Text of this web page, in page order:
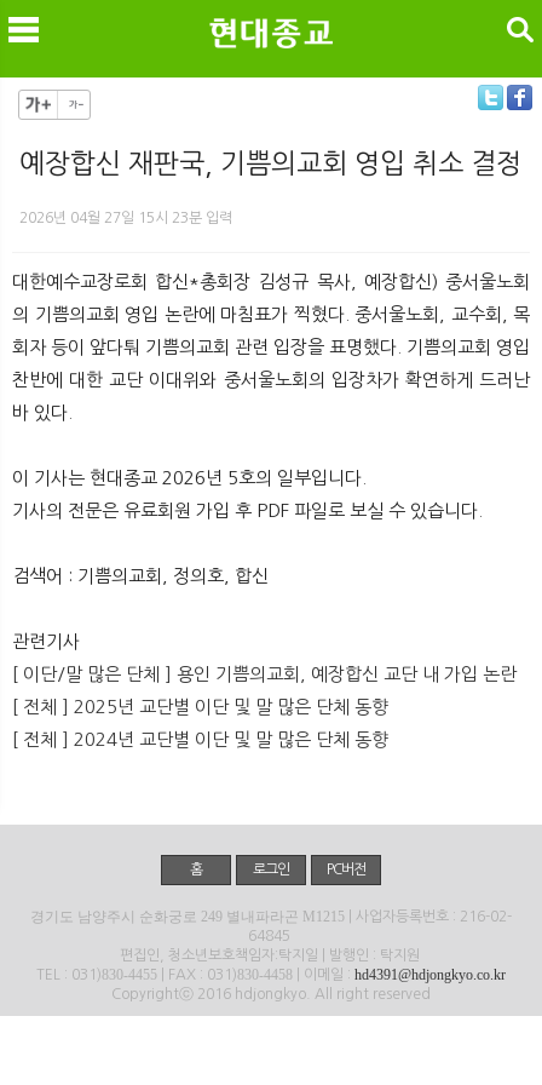
검색
예장합신 재판국, 기쁨의교회 영입 취소 결정
2026년 04월 27일 15시 23분 입력
대한예수교장로회 합신*총회장 김성규 목사, 예장합신) 중서울노회
의 기쁨의교회 영입 논란에 마침표가 찍혔다. 중서울노회, 교수회, 목
회자 등이 앞다퉈 기쁨의교회 관련 입장을 표명했다. 기쁨의교회 영입
찬반에 대한 교단 이대위와 중서울노회의 입장차가 확연하게 드러난
바 있다.
이 기사는 현대종교 2026년 5호의 일부입니다.
기사의 전문은 유료회원 가입 후 PDF 파일로 보실 수 있습니다.
검색어 : 기쁨의교회, 정의호, 합신
관련기사
[ 이단/말 많은 단체 ] 용인 기쁨의교회, 예장합신 교단 내 가입 논란
[ 전체 ] 2025년 교단별 이단 및 말 많은 단체 동향
[ 전체 ] 2024년 교단별 이단 및 말 많은 단체 동향
홈 로그인 PC버전
경기도 남양주시 순화궁로 249 별내파라곤 M1215 | 사업자등록번호 : 216-02-
64845
편집인, 청소년보호책임자:탁지일 | 발행인 : 탁지원
TEL : 031)830-4455 | FAX : 031)830-4458 | 이메일 : hd4391@hdjongkyo.co.kr
Copyrightⓒ 2016 hdjongkyo. All right reserved